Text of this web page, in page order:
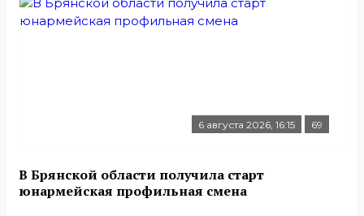
6 августа 2026, 16:15 69
В Брянской области получила старт
юнармейская профильная смена